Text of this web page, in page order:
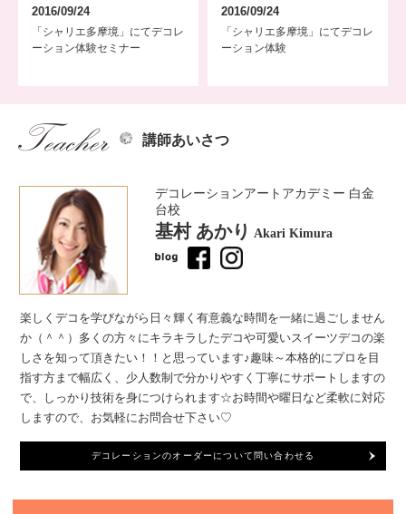
2016/09/24
「シャリエ多摩境」にてデコレ
ーション体験セミナー
2016/09/24
「シャリエ多摩境」にてデコレ
ーション体験
講師あいさつ
デコレーションアートアカデミー 白金
台校
基村 あかり Akari Kimura
楽しくデコを学びながら日々輝く有意義な時間を一緒に過ごしません
か（＾＾）多くの方々にキラキラしたデコや可愛いスイーツデコの楽
しさを知って頂きたい！！と思っています♪趣味～本格的にプロを目
指す方まで幅広く、少人数制で分かりやすく丁寧にサポートしますの
で、しっかり技術を身につけられます☆お時間や曜日など柔軟に対応
しますので、お気軽にお問合せ下さい♡
デコレーションのオーダーについて問い合わせる